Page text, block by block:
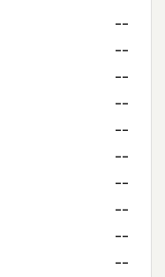
--
--
--
--
--
--
--
--
--
--